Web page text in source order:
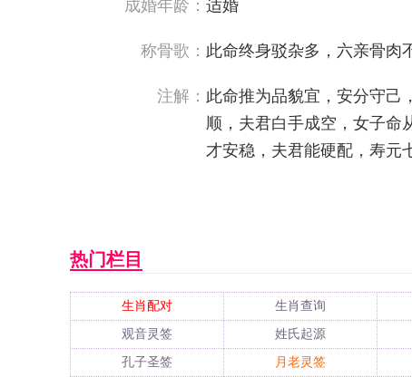
成婚年龄： 适婚
称骨歌： 此命终身驳杂多，六亲骨肉
注解： 此命推为品貌宜，安分守己
顺，夫君白手成空，女子命
才安稳，夫君能硬配，寿元
热门栏目
生肖配对 生肖查询
观音灵签 姓氏起源
孔子圣签 月老灵签